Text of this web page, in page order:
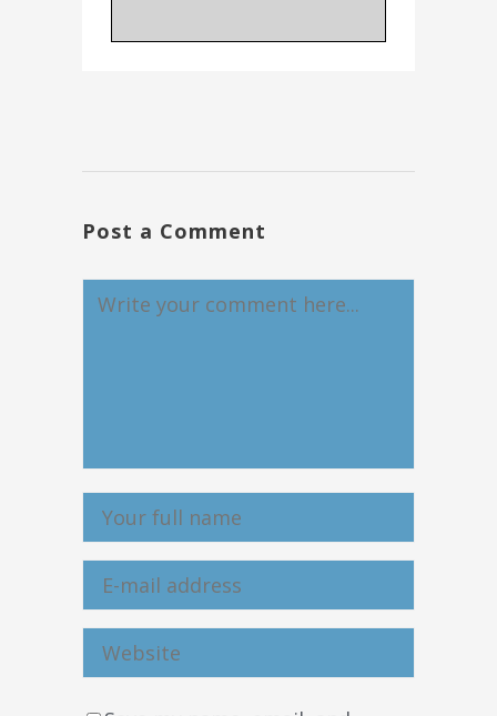
Post a Comment